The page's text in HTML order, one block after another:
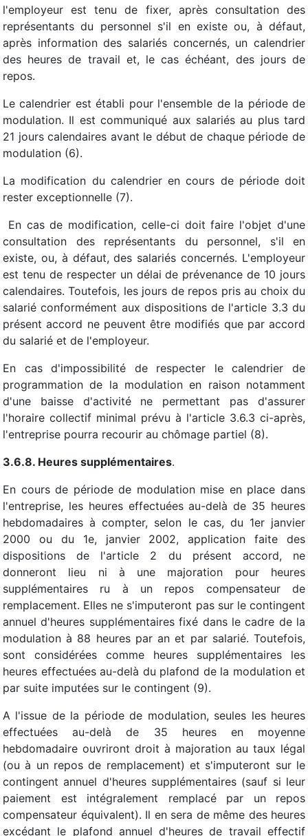
l'employeur est tenu de fixer, après consultation des
représentants du personnel s'il en existe ou, à défaut,
après information des salariés concernés, un calendrier
des heures de travail et, le cas échéant, des jours de
repos.
Le calendrier est établi pour l'ensemble de la période de
modulation. Il est communiqué aux salariés au plus tard
21 jours calendaires avant le début de chaque période de
modulation (6).
La modification du calendrier en cours de période doit
rester exceptionnelle (7).
En cas de modification, celle-ci doit faire l'objet d'une
consultation des représentants du personnel, s'il en
existe, ou, à défaut, des salariés concernés. L'employeur
est tenu de respecter un délai de prévenance de 10 jours
calendaires. Toutefois, les jours de repos pris au choix du
salarié conformément aux dispositions de l'article 3.3 du
présent accord ne peuvent être modifiés que par accord
du salarié et de l'employeur.
En cas d'impossibilité de respecter le calendrier de
programmation de la modulation en raison notamment
d'une baisse d'activité ne permettant pas d'assurer
l'horaire collectif minimal prévu à l'article 3.6.3 ci-après,
l'entreprise pourra recourir au chômage partiel (8).
3.6.8. Heures supplémentaires.
En cours de période de modulation mise en place dans
l'entreprise, les heures effectuées au-delà de 35 heures
hebdomadaires à compter, selon le cas, du 1er janvier
2000 ou du 1e, janvier 2002, application faite des
dispositions de l'article 2 du présent accord, ne
donneront lieu ni à une majoration pour heures
supplémentaires ru à un repos compensateur de
remplacement. Elles ne s'imputeront pas sur le contingent
annuel d'heures supplémentaires fixé dans le cadre de la
modulation à 88 heures par an et par salarié. Toutefois,
sont considérées comme heures supplémentaires les
heures effectuées au-delà du plafond de la modulation et
par suite imputées sur le contingent (9).
A l'issue de la période de modulation, seules les heures
effectuées au-delà de 35 heures en moyenne
hebdomadaire ouvriront droit à majoration au taux légal
(ou à un repos de remplacement) et s'imputeront sur le
contingent annuel d'heures supplémentaires (sauf si leur
paiement est intégralement remplacé par un repos
compensateur équivalent). Il en sera de même des heures
excédant le plafond annuel d'heures de travail effectif